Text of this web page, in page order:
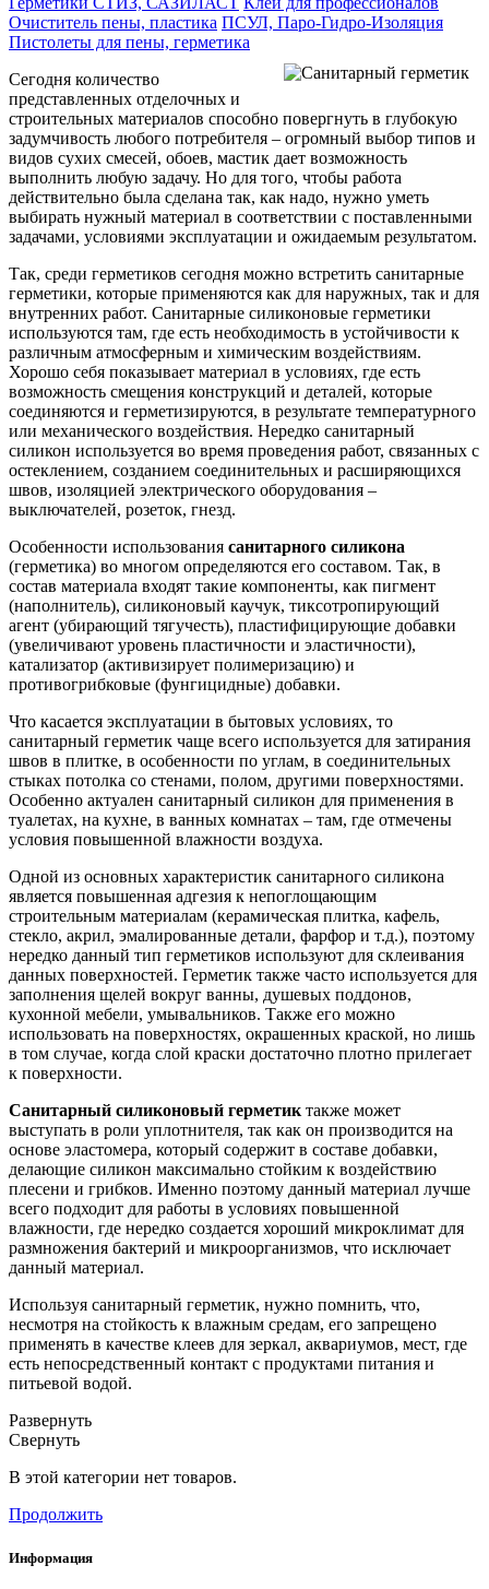
Очиститель пены, пластика ПСУЛ, Паро-Гидро-Изоляция
Пистолеты для пены, герметика
Сегодня количество
представленных отделочных и
строительных материалов способно повергнуть в глубокую
задумчивость любого потребителя – огромный выбор типов и
видов сухих смесей, обоев, мастик дает возможность
выполнить любую задачу. Но для того, чтобы работа
действительно была сделана так, как надо, нужно уметь
выбирать нужный материал в соответствии с поставленными
задачами, условиями эксплуатации и ожидаемым результатом.
Так, среди герметиков сегодня можно встретить санитарные
герметики, которые применяются как для наружных, так и для
внутренних работ. Санитарные силиконовые герметики
используются там, где есть необходимость в устойчивости к
различным атмосферным и химическим воздействиям.
Хорошо себя показывает материал в условиях, где есть
возможность смещения конструкций и деталей, которые
соединяются и герметизируются, в результате температурного
или механического воздействия. Нередко санитарный
силикон используется во время проведения работ, связанных с
остеклением, созданием соединительных и расширяющихся
швов, изоляцией электрического оборудования –
выключателей, розеток, гнезд.
Особенности использования санитарного силикона
(герметика) во многом определяются его составом. Так, в
состав материала входят такие компоненты, как пигмент
(наполнитель), силиконовый каучук, тиксотропирующий
агент (убирающий тягучесть), пластифицирующие добавки
(увеличивают уровень пластичности и эластичности),
катализатор (активизирует полимеризацию) и
противогрибковые (фунгицидные) добавки.
Что касается эксплуатации в бытовых условиях, то
санитарный герметик чаще всего используется для затирания
швов в плитке, в особенности по углам, в соединительных
стыках потолка со стенами, полом, другими поверхностями.
Особенно актуален санитарный силикон для применения в
туалетах, на кухне, в ванных комнатах – там, где отмечены
условия повышенной влажности воздуха.
Одной из основных характеристик санитарного силикона
является повышенная адгезия к непоглощающим
строительным материалам (керамическая плитка, кафель,
стекло, акрил, эмалированные детали, фарфор и т.д.), поэтому
нередко данный тип герметиков используют для склеивания
данных поверхностей. Герметик также часто используется для
заполнения щелей вокруг ванны, душевых поддонов,
кухонной мебели, умывальников. Также его можно
использовать на поверхностях, окрашенных краской, но лишь
в том случае, когда слой краски достаточно плотно прилегает
к поверхности.
Санитарный силиконовый герметиктакже может
выступать в роли уплотнителя, так как он производится на
основе эластомера, который содержит в составе добавки,
делающие силикон максимально стойким к воздействию
плесени и грибков. Именно поэтому данный материал лучше
всего подходит для работы в условиях повышенной
влажности, где нередко создается хороший микроклимат для
размножения бактерий и микроорганизмов, что исключает
данный материал.
Используя санитарный герметик, нужно помнить, что,
несмотря на стойкость к влажным средам, его запрещено
применять в качестве клеев для зеркал, аквариумов, мест, где
есть непосредственный контакт с продуктами питания и
питьевой водой.
Развернуть
Свернуть
В этой категории нет товаров.
Продолжить
Информация